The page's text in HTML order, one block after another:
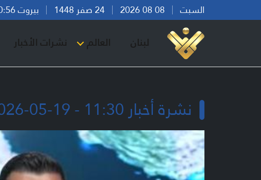
السبت بيروت 20:56
لبنان العالم نشرات الأخبار
نشرة أخبار 11:30 - 19-05-2026